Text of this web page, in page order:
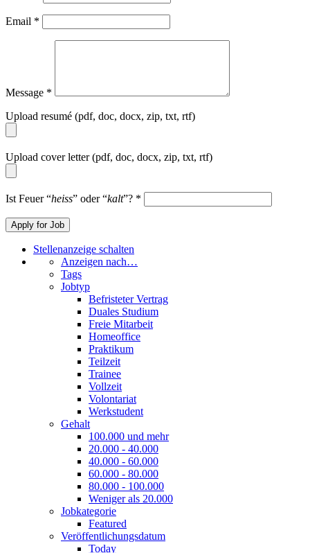
Email *
Message *
Upload resumé (pdf, doc, docx, zip, txt, rtf)
Upload cover letter (pdf, doc, docx, zip, txt, rtf)
Ist Feuer “heiss” oder “kalt”? *
Stellenanzeige schalten
Anzeigen nach…
Tags
Jobtyp
Befristeter Vertrag
Duales Studium
Freie Mitarbeit
Homeoffice
Praktikum
Teilzeit
Trainee
Vollzeit
Volontariat
Werkstudent
Gehalt
100.000 und mehr
20.000 - 40.000
40.000 - 60.000
60.000 - 80.000
80.000 - 100.000
Weniger als 20.000
Jobkategorie
Featured
Veröffentlichungsdatum
Today